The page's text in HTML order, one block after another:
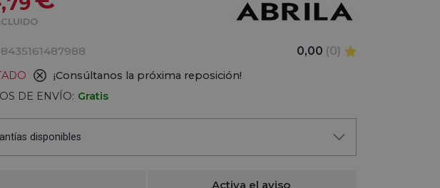
8435161487988 0,00 (0)
¡Consúltanos la próxima reposición!
DE ENVÍO: Gratis
disponibles
Activa el aviso